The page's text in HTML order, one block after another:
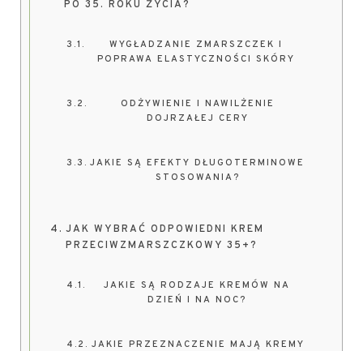
PO 35. ROKU ŻYCIA?
WYGŁADZANIE ZMARSZCZEK I
POPRAWA ELASTYCZNOŚCI SKÓRY
ODŻYWIENIE I NAWILŻENIE
DOJRZAŁEJ CERY
JAKIE SĄ EFEKTY DŁUGOTERMINOWE
STOSOWANIA?
JAK WYBRAĆ ODPOWIEDNI KREM
PRZECIWZMARSZCZKOWY 35+?
JAKIE SĄ RODZAJE KREMÓW NA
DZIEŃ I NA NOC?
JAKIE PRZEZNACZENIE MAJĄ KREMY